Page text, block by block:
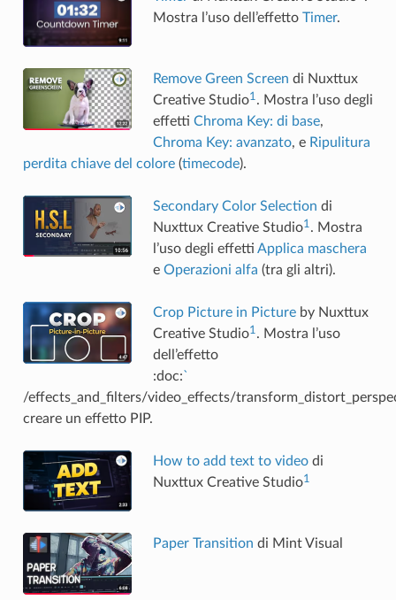
Mostra l’uso dell’effetto Timer.
Remove Green Screen di Nuxttux
Creative Studio1 . Mostra l’uso degli
effetti Chroma Key: di base,
Chroma Key: avanzato, e Ripulitura
perdita chiave del colore(timecode).
Secondary Color Selection di
Nuxttux Creative Studio1 . Mostra
l’uso degli effetti Applica maschera
e Operazioni alfa (tra gli altri).
Crop Picture in Pictureby Nuxttux
Creative Studio1 . Mostra l’uso
dell’effetto
:doc:`
/effects_and_filters/video_effects/
creare un effetto PIP.
How to add text to videodi
Nuxttux Creative Studio1
Paper Transition di Mint Visual